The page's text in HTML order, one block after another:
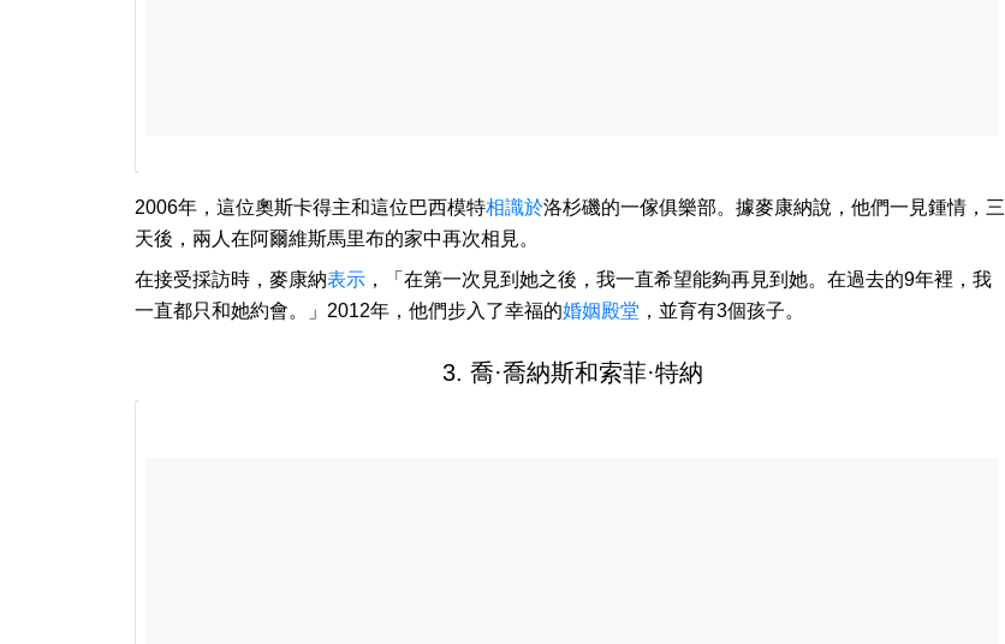
2006年，這位奧斯卡得主和這位巴西模特相識於洛杉磯的一傢俱樂部。據麥康納說，他們一見鍾情，三
天後，兩人在阿爾維斯馬里布的家中再次相見。
在接受採訪時，麥康納表示 ，「在第一次見到她之後，我一直希望能夠再見到她。在過去的9年裡，我
一直都只和她約會。」2012年，他們步入了幸福的婚姻殿堂 ，並育有3個孩子。
3. 喬·喬納斯和索菲·特納